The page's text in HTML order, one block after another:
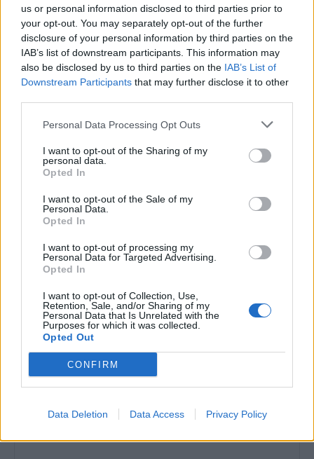
us or personal information disclosed to third parties prior to
your opt-out. You may separately opt-out of the further
disclosure of your personal information by third parties on the
IAB’s list of downstream participants. This information may
also be disclosed by us to third parties on the IAB’s List of
Downstream Participants that may further disclose it to other
Personal Data Processing Opt Outs
I want to opt-out of the Sharing of my
personal data.
Opted In
I want to opt-out of the Sale of my
Personal Data.
Opted In
I want to opt-out of processing my
Personal Data for Targeted Advertising.
Opted In
I want to opt-out of Collection, Use,
Retention, Sale, and/or Sharing of my
Personal Data that Is Unrelated with the
Purposes for which it was collected.
Opted Out
CONFIRM
Data Deletion Data Access Privacy Policy
ARTICLES RELACIONATS
Els treballadors ebrencs van regalar 5,2
milions d’hores extra el 2024
8 d'abril de 2026
direcció i sindicats
El Consell Comarcal i l’Ajuntament de
Gandesa es reuneixen per treballar un marc
DEIXA UNA RESPOSTA